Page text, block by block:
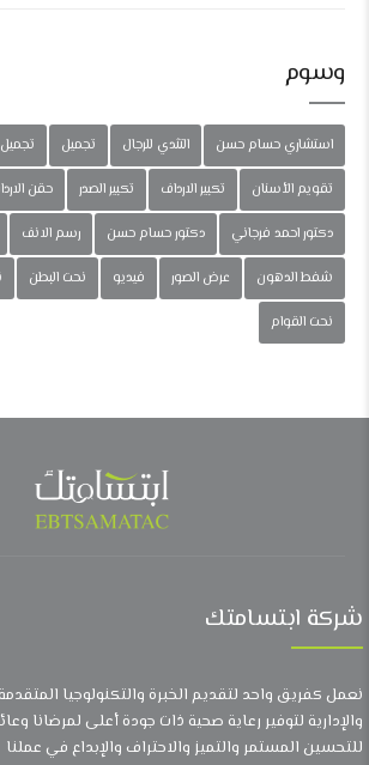
وسوم
استشاري حسام حسن التثدي للرجال تجميل
تقويم الأسنان تكبير الارداف تكبير الصدر حقن
دكتور احمد فرجاني دكتور حسام حسن رسم الانف
شفط الدهون عرض الصور فيديو نحت البطن
نحت القوام
شركة ابتسامتك
نعمل كفريق واحد لتقديم الخبرة والتكنولوجيا
والإدارية لتوفير رعاية صحية ذات جودة أعلى لمرضانا
للتحسين المستمر والتميز والاحتراف والإبداع في عملنا